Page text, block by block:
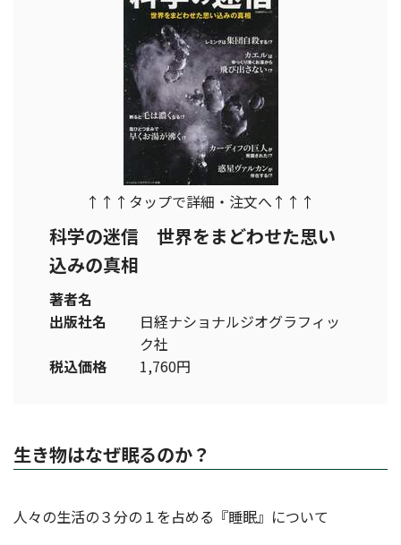
↑↑↑タップで詳細・注文へ↑↑↑
科学の迷信 世界をまどわせた思い
込みの真相
著者名
出版社名
日経ナショナルジオグラフィッ
ク社
税込価格
1,760円
生き物はなぜ眠るのか？
人々の生活の３分の１を占める『睡眠』について